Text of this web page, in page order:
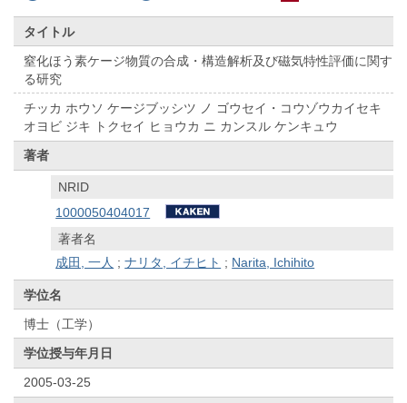
タイトル
窒化ほう素ケージ物質の合成・構造解析及び磁気特性評価に関す
る研究
チッカ ホウソ ケージブッシツ ノ ゴウセイ・コウゾウカイセキ
オヨビ ジキ トクセイ ヒョウカ ニ カンスル ケンキュウ
著者
NRID
1000050404017
著者名
成田, 一人 ;ナリタ, イチヒト ; Narita, Ichihito
学位名
博士（工学）
学位授与年月日
2005-03-25